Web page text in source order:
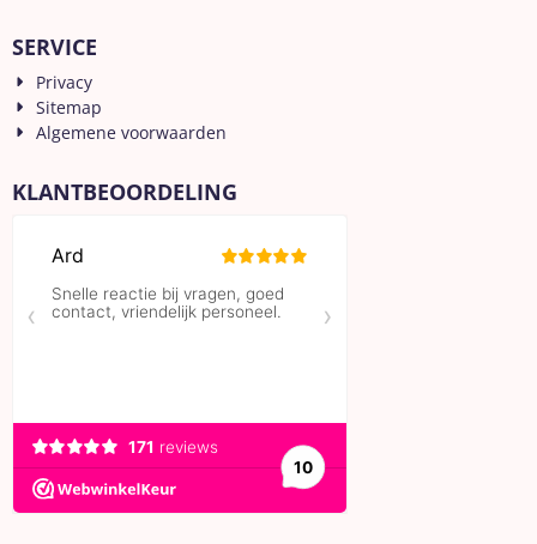
SERVICE
Privacy
Sitemap
Algemene voorwaarden
KLANTBEOORDELING